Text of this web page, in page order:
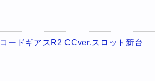
コードギアスR2 CCver.スロット新台